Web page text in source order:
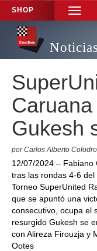
SHOP
TOGGLE
Gukesh
por Carlos Alberto Colodro
12/07/2024 –
tras las rondas 4-6
Torneo SuperUnited
que se apuntó una
consecutivo, ocupa el
resurgido Gukesh se
con Alireza Firouzja y
Ootes